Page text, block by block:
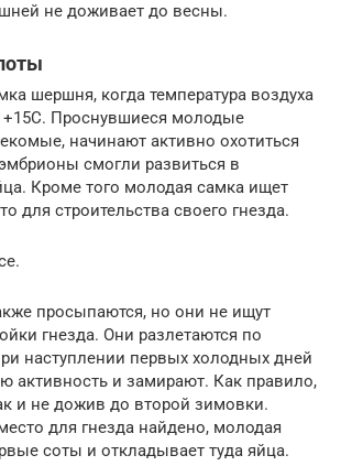
не доживает до весны.
шершня, когда температура воздуха
+15С. Проснувшиеся молодые
начинают активно охотиться
смогли развиться в
Кроме того молодая самка ищет
для строительства своего гнезда.
просыпаются, но они не ищут
гнезда. Они разлетаются по
наступлении первых холодных дней
активность и замирают. Как правило,
и не дожив до второй зимовки.
для гнезда найдено, молодая
соты и откладывает туда яйца.